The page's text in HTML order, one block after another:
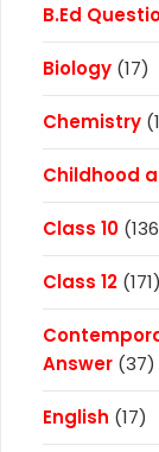
B.Ed
Biology (17)
Chemistry
Childhood
Class 10
Class 12 (171)
Answer (37)
English (17)